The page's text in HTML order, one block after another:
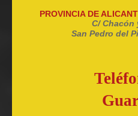
PROVINCIA DE
C/ Chacón
San Pedro del